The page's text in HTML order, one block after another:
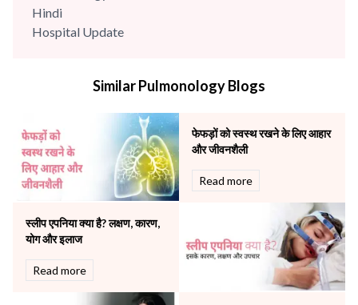
Hindi
Hospital Update
Mental Health
Neonatology & Paediatrics
Nephrology & Dialysis
Neurology
Obstetrics
Orthopaedics
Other Services
Pulmonology
Rheumatology
Robotic Precision
Similar Pulmonology Blogs
फेफड़ों को स्वस्थ रखने के लिए आहार
और जीवनशैली
Read more
स्लीप एपनिया क्या है? लक्षण, कारण,
योग और इलाज
Read more